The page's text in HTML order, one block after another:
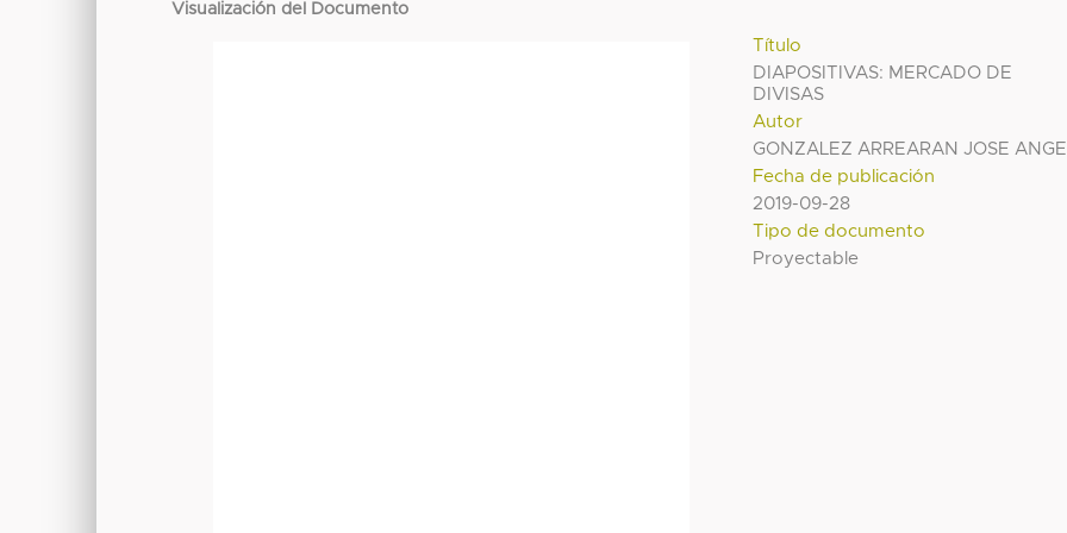
Visualización del Documento
Título
DIAPOSITIVAS: MERCADO DE
DIVISAS
Autor
GONZALEZ ARREARAN JOSE
Fecha de publicación
2019-09-28
Tipo de documento
Proyectable